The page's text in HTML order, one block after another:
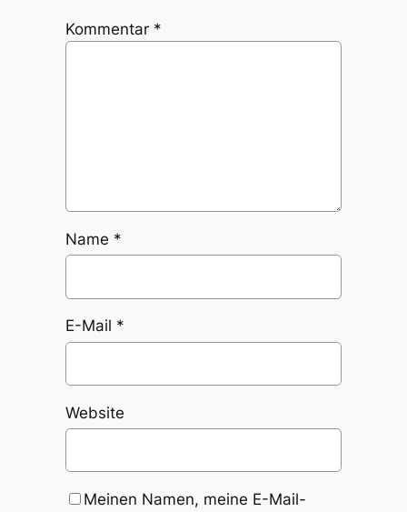
Kommentar *
Name *
E-Mail *
Website
Meinen Namen, meine E-Mail-